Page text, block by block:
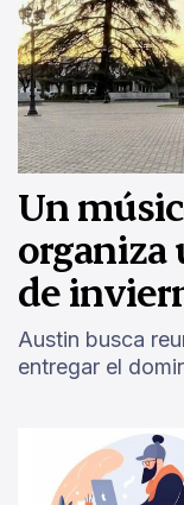
Un
organiza
de
Austin busca
entregar el